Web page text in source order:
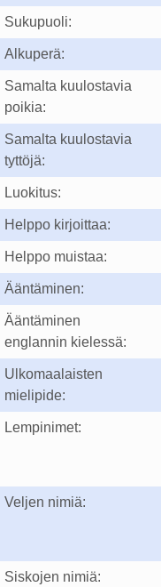
Sukupuoli:
Alkuperä:
Samalta kuulostavia
poikia:
Samalta kuulostavia
tyttöjä:
Luokitus:
Helppo kirjoittaa:
Helppo muistaa:
Ääntäminen:
Ääntäminen
englannin kielessä:
Ulkomaalaisten
mielipide:
Lempinimet:
Veljen nimiä:
Siskojen nimiä: